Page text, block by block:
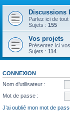
Discussions
Parlez ici de tout
Sujets : 155
Vos projets
Présentez ici
Sujets : 114
CONNEXION
Nom d’utilisateur :
Mot de passe :
J’ai oublié mon mot de